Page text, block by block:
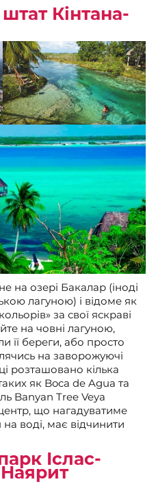
Кінтана-
на озері Бакалар (іноді
лагуною) і відоме як
за свої яскраві
на човні лагуною,
її береги, або просто
на заворожуючі
розташовано кілька
як Boca de Agua та
Banyan Tree Veya
що нагадуватиме
на воді, має відчинити
Іслас-